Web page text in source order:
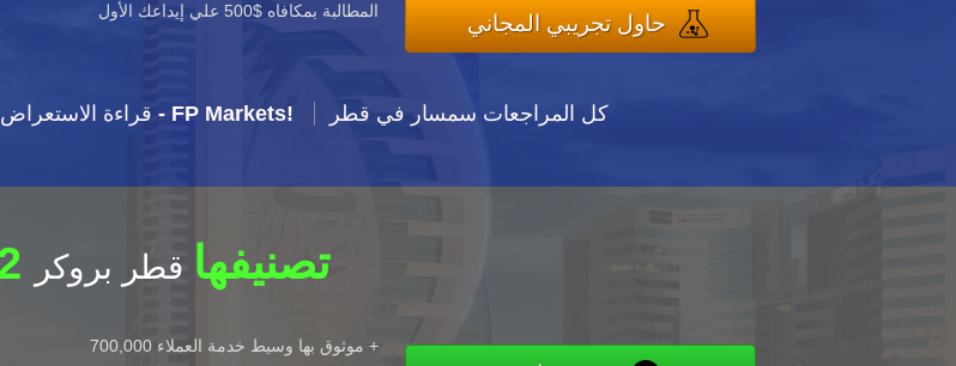
المطالبة بمكافاه $500 علي إيداعك الأول
حاول تجريبي المجاني
FP Markets: قراءة الاستعراض 100% مكافاه - FP Markets! كل المراجعات سمسار في قطر
#2 تصنيفها قطر بروكر
موثوق بها وسيط خدمة العملاء 700,000 +